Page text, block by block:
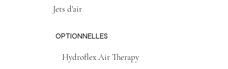
Hydroflex Air Therapy
Jets d'air
OPTIONNELLES